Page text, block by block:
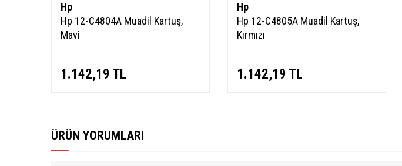
Hp
Hp 12-C4804A Muadil Kartuş,
Mavi
1.142,19 TL
Hp
Hp 12-C4805A Muadil Kartuş,
Kırmızı
1.142,19 TL
ÜRÜN YORUMLARI